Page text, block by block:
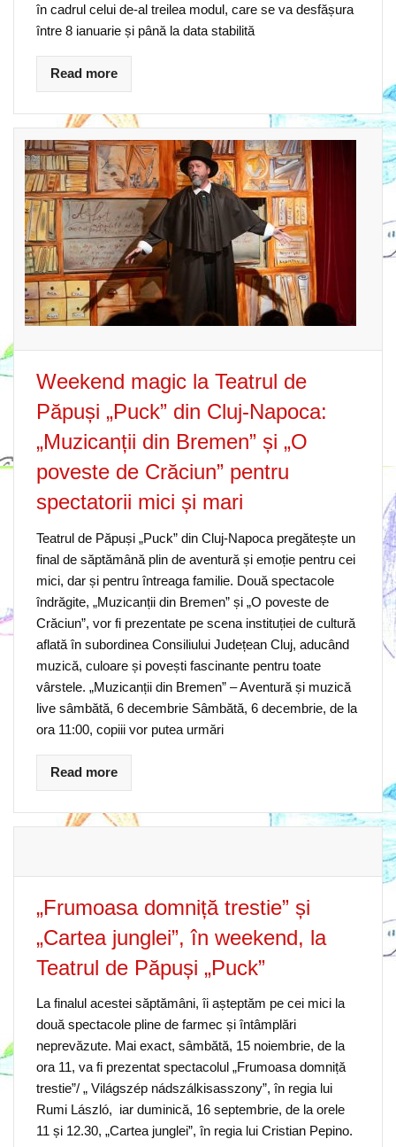
în cadrul celui de-al treilea modul, care se va desfășura
între 8 ianuarie și până la data stabilită
Read more
Weekend magic la Teatrul de
Păpuși „Puck” din Cluj-Napoca:
„Muzicanții din Bremen” și „O
poveste de Crăciun” pentru
spectatorii mici și mari
Teatrul de Păpuși „Puck” din Cluj-Napoca pregătește un
final de săptămână plin de aventură și emoție pentru cei
mici, dar și pentru întreaga familie. Două spectacole
îndrăgite, „Muzicanții din Bremen” și „O poveste de
Crăciun”, vor fi prezentate pe scena instituției de cultură
aflată în subordinea Consiliului Județean Cluj, aducând
muzică, culoare și povești fascinante pentru toate
vârstele. „Muzicanții din Bremen” – Aventură și muzică
live sâmbătă, 6 decembrie Sâmbătă, 6 decembrie, de la
ora 11:00, copiii vor putea urmări
Read more
„Frumoasa domniță trestie” și
„Cartea junglei”, în weekend, la
Teatrul de Păpuși „Puck”
La finalul acestei săptămâni, îi așteptăm pe cei mici la
două spectacole pline de farmec și întâmplări
neprevăzute. Mai exact, sâmbătă, 15 noiembrie, de la
ora 11, va fi prezentat spectacolul „Frumoasa domniță
trestie”/ „ Világszép nádszálkisasszony”, în regia lui
Rumi László, iar duminică, 16 septembrie, de la orele
11 și 12.30, „Cartea junglei”, în regia lui Cristian Pepino.